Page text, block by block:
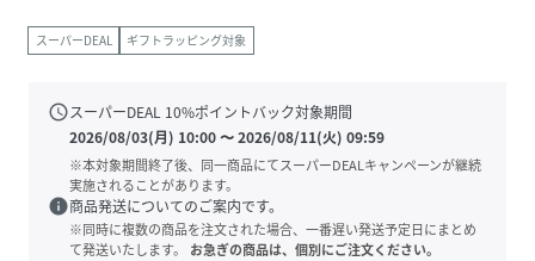
スーパーDEAL ギフトラッピング対象
scheduleスーパーDEAL 10%ポイントバック対象期間
2026/08/03(月) 10:00〜2026/08/11(火) 09:59
※本対象期間終了後、同一商品にてスーパーDEALキャンペーンが継続
実施されることがあります。
info商品発送についてのご案内です。
※同時に複数の商品を注文された場合、一番遅い発送予定日にまとめ
て発送いたします。
お急ぎの商品は、個別にご注文ください。